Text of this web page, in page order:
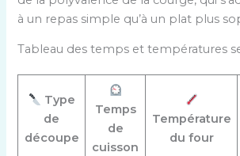
à un repas simple qu’à un plat plus
Tableau des temps et températures
Type
de
découpe
Temps
de
cuisson
Température
du four